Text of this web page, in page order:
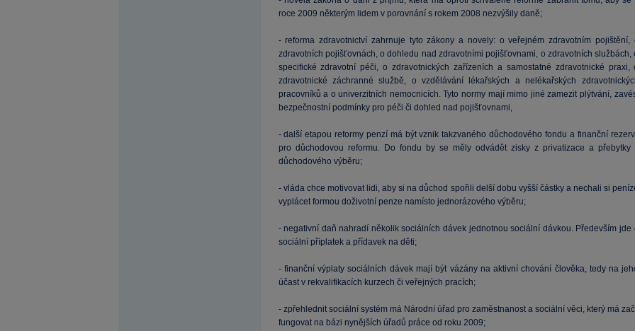
roce 2009 některým lidem v porovnání s rokem 2008 nezvýšily daně;
- reforma zdravotnictví zahrnuje tyto zákony a novely: o veřejném zdravotním pojištění,
zdravotních pojišťovnách, o dohledu nad zdravotními pojišťovnami, o zdravotních službách,
specifické zdravotní péči, o zdravotnických zařízeních a samostatné zdravotnické praxi,
zdravotnické záchranné službě, o vzdělávání lékařských a nelékařských
pracovníků a o univerzitních nemocnicích. Tyto normy mají mimo jiné zamezit plýtvání,
bezpečnostní podmínky pro péči či dohled nad pojišťovnami,
- další etapou reformy penzí má být vznik takzvaného důchodového fondu a finanční
pro důchodovou reformu. Do fondu by se měly odvádět zisky z privatizace a přebytky
důchodového výběru;
- vláda chce motivovat lidi, aby si na důchod spořili delší dobu vyšší částky a nechali si
vyplácet formou doživotní penze namísto jednorázového výběru;
- negativní daň nahradí několik sociálních dávek jednotnou sociální dávkou. Především jde
sociální příplatek a přídavek na děti;
- finanční výplaty sociálních dávek mají být vázány na aktivní chování člověka, tedy na
účast v rekvalifikacích kurzech či veřejných pracích;
- zpřehlednit sociální systém má Národní úřad pro zaměstnanost a sociální věci, který má
fungovat na bázi nynějších úřadů práce od roku 2009;